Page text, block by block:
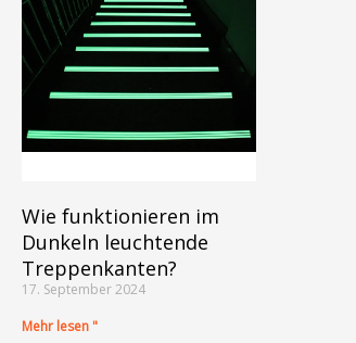
Wie funktionieren im
Dunkeln leuchtende
Treppenkanten?
17. September 2024
Mehr lesen "